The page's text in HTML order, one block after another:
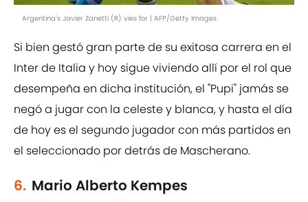
Argentina's Javier Zanetti (R) vies for | AFP/Getty Images
Si bien gestó gran parte de su exitosa carrera en el
Inter de Italia y hoy sigue viviendo allí por el rol que
desempeña en dicha institución, el "Pupi" jamás se
negó a jugar con la celeste y blanca, y hasta el día
de hoy es el segundo jugador con más partidos en
el seleccionado por detrás de Mascherano.
6. Mario Alberto Kempes